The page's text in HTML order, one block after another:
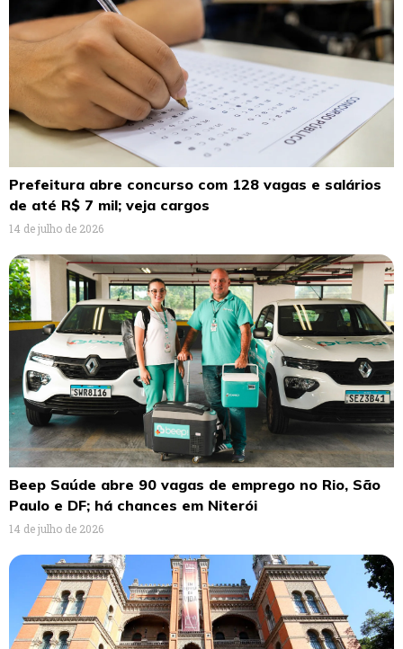
Prefeitura abre concurso com 128 vagas e salários
de até R$ 7 mil; veja cargos
14 de julho de 2026
Beep Saúde abre 90 vagas de emprego no Rio, São
Paulo e DF; há chances em Niterói
14 de julho de 2026